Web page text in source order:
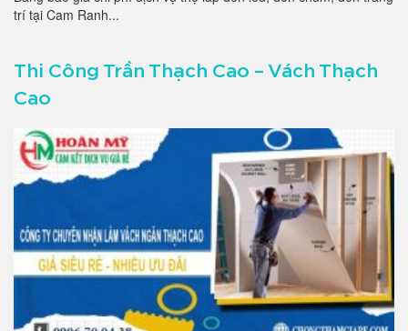
trí tại Cam Ranh...
Thi Công Trần Thạch Cao – Vách Thạch
Cao